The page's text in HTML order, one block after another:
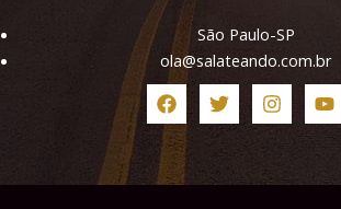
São Paulo-SP
ola@salateando.com.br